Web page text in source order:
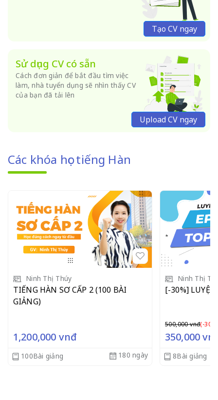
Tạo CV ngay
Sử dụng CV có sẵn
Cách đơn giản để bắt đầu tìm việc
làm, nhà tuyển dụng sẽ nhìn thấy CV
của bạn đã tải lên
Upload CV ngay
Các khóa học tiếng Hàn
Ninh Thị Thúy
TIẾNG HÀN SƠ CẤP 2 (100 BÀI
GIẢNG)
1,200,000 vnđ
100Bài giảng 180 ngày
Ninh Thị
[-30%]
500,000 vnđ(-
350,000
8Bài giảng